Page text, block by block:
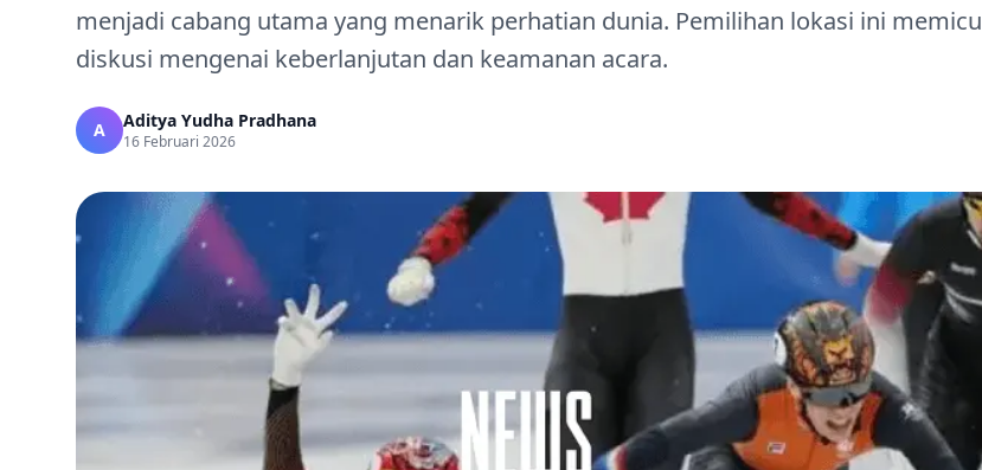
menjadi cabang utama yang menarik perhatian dunia. Pemilihan lokasi ini memicu
diskusi mengenai keberlanjutan dan keamanan acara.
A Aditya Yudha Pradhana
16 Februari 2026